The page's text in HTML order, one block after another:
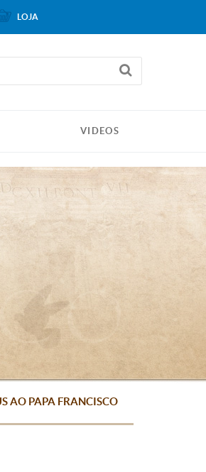
VIDEOS
AO PAPA FRANCISCO
LOJA